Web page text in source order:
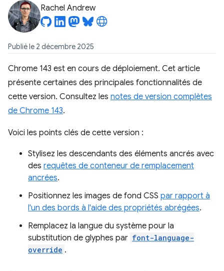
Rachel Andrew
Publié le 2 décembre 2025
Chrome 143 est en cours de déploiement. Cet article
présente certaines des principales fonctionnalités de
cette version. Consultez les notes de version complètes
de Chrome 143.
Voici les points clés de cette version :
Stylisez les descendants des éléments ancrés avec
des requêtes de conteneur de remplacement
ancrées.
Positionnez les images de fond CSS par rapport à
l'un des bords à l'aide des propriétés abrégées.
Remplacez la langue du système pour la
substitution de glyphes par font-language-
override .